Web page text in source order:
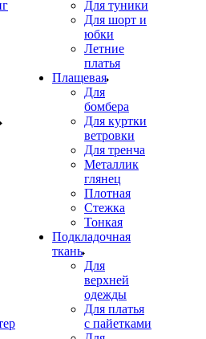
Для туники
Для шорт и
юбки
Летние
платья
Плащевая
Для
бомбера
Для куртки
ветровки
Для тренча
Металлик
глянец
Плотная
Стежка
Тонкая
Подкладочная
ткань
Для
верхней
одежды
Для платья
с пайетками